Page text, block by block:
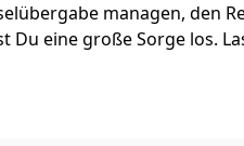
managen, den
Du eine große Sorge los.